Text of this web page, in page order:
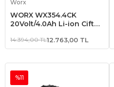
Worx
WORX WX354.4CK
20Volt/4.0Ah Li-ion Çift
Profesyonel Şarjlı Darbeli
Matkap + DA980045 9
14.394,00 TL12.763,00 TL
%11